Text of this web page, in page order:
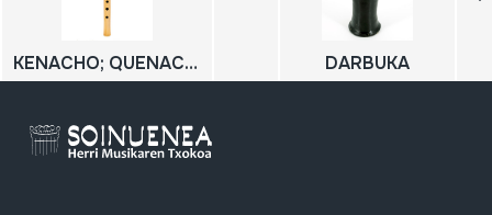
KENACHO; QUENACHO; KENA; QUENA DARBUKA